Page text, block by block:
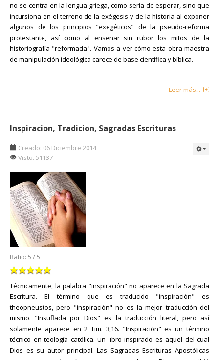
no se centra en la lengua griega, como sería de esperar, sino que
incursiona en el terreno de la exégesis y de la historia al exponer
algunos de los principios "exegéticos" de la pseudo-reforma
protestante, así como al enseñar sin rubor los mitos de la
historiografía "reformada". Vamos a ver cómo esta obra maestra
de manipulación ideológica carece de base científica y bíblica.
Leer más...
Inspiracion, Tradicion, Sagradas Escrituras
Creado: 06 Diciembre 2014
Visto: 51137
Ratio: 5 /5
Técnicamente, la palabra "inspiración" no aparece en la Sagrada
Escritura. El término que es traducido "inspiración" es
theopneustos, pero "inspiración" no es la mejor traducción del
mismo. "Insuflada por Dios" es la traducción literal, pero así
solamente aparece en 2 Tim. 3,16. "Inspiración" es un término
técnico en teología católica. Un libro inspirado es aquel del cual
Dios es su autor principal. Las Sagradas Escrituras Apostólicas